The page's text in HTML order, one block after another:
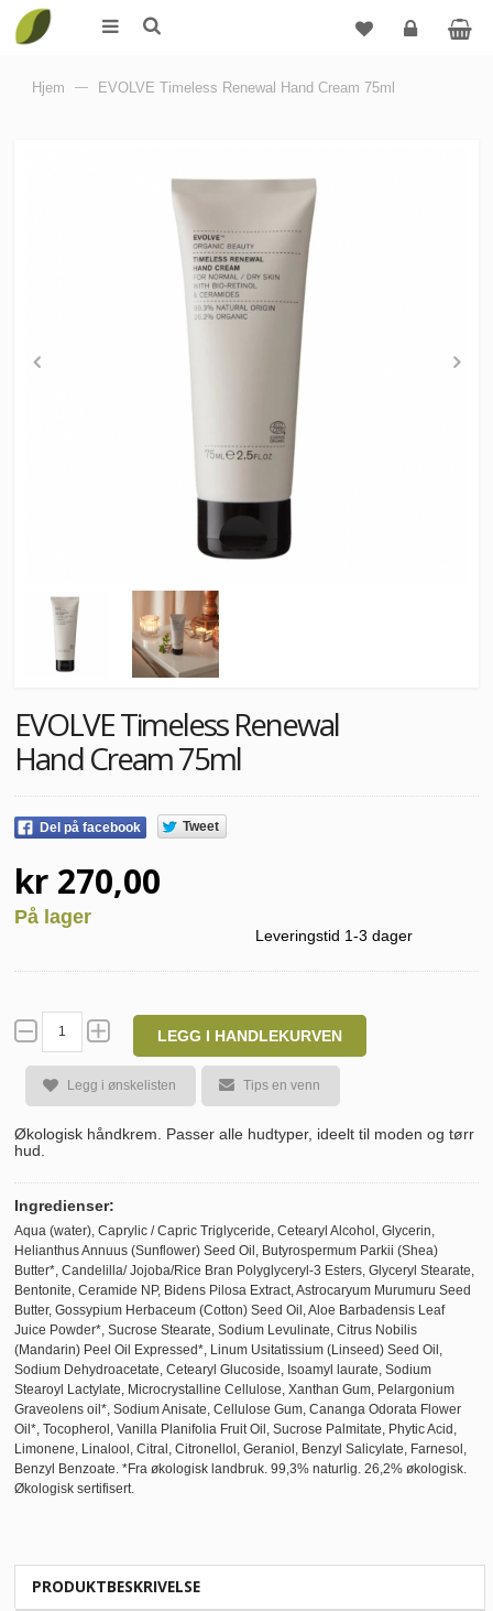
Hjem — EVOLVE Timeless Renewal Hand Cream 75ml
EVOLVE Timeless Renewal
Hand Cream 75ml
Del på facebook Tweet
kr 270,00
På lager
Leveringstid 1-3 dager
LEGG I HANDLEKURVEN
Legg i ønskelisten Tips en venn
Økologisk håndkrem. Passer alle hudtyper, ideelt til moden og tørr
hud.
Ingredienser:
Aqua (water), Caprylic / Capric Triglyceride, Cetearyl Alcohol, Glycerin,
Helianthus Annuus (Sunflower) Seed Oil, Butyrospermum Parkii (Shea)
Butter*, Candelilla/ Jojoba/Rice Bran Polyglyceryl-3 Esters, Glyceryl Stearate,
Bentonite, Ceramide NP, Bidens Pilosa Extract, Astrocaryum Murumuru Seed
Butter, Gossypium Herbaceum (Cotton) Seed Oil, Aloe Barbadensis Leaf
Juice Powder*, Sucrose Stearate, Sodium Levulinate, Citrus Nobilis
(Mandarin) Peel Oil Expressed*, Linum Usitatissium (Linseed) Seed Oil,
Sodium Dehydroacetate, Cetearyl Glucoside, Isoamyl laurate, Sodium
Stearoyl Lactylate, Microcrystalline Cellulose, Xanthan Gum, Pelargonium
Graveolens oil*, Sodium Anisate, Cellulose Gum, Cananga Odorata Flower
Oil*, Tocopherol, Vanilla Planifolia Fruit Oil, Sucrose Palmitate, Phytic Acid,
Limonene, Linalool, Citral, Citronellol, Geraniol, Benzyl Salicylate, Farnesol,
Benzyl Benzoate. *Fra økologisk landbruk. 99,3% naturlig. 26,2% økologisk.
Økologisk sertifisert.
PRODUKTBESKRIVELSE